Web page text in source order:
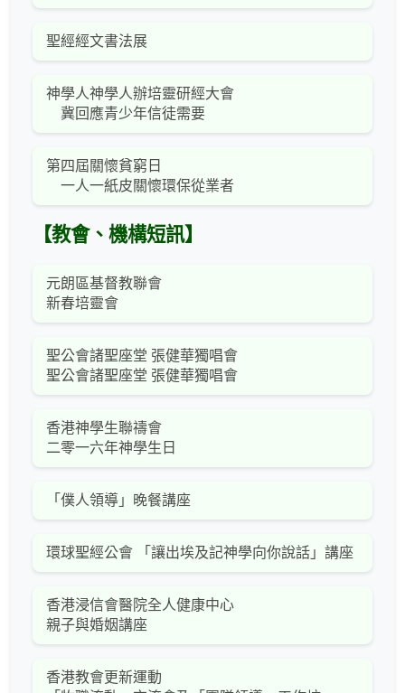
聖經經文書法展
神學人神學人辦培靈研經大會
冀回應青少年信徒需要
第四屆關懷貧窮日
一人一紙皮關懷環保從業者
【教會、機構短訊】
元朗區基督教聯會
新春培靈會
聖公會諸聖座堂 張健華獨唱會
聖公會諸聖座堂 張健華獨唱會
香港神學生聯禱會
二零一六年神學生日
「僕人領導」晚餐講座
環球聖經公會 「讓出埃及記神學向你說話」講座
香港浸信會醫院全人健康中心
親子與婚姻講座
香港教會更新運動